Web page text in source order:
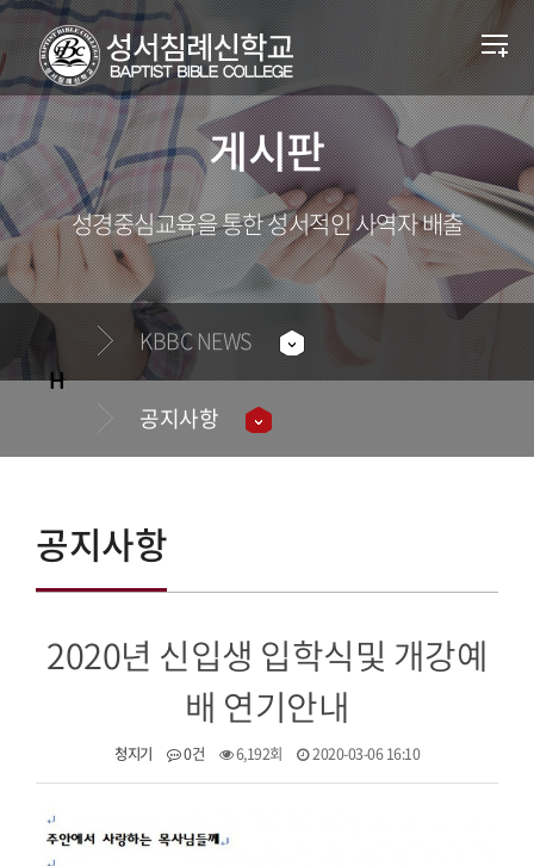
게시판
성경중심교육을 통한 성서적인 사역자 배출
KBBC NEWS
공지사항
공지사항
2020년 신입생 입학식및 개강예
배 연기안내
청지기 0건 6,192회 2020-03-06 16:10